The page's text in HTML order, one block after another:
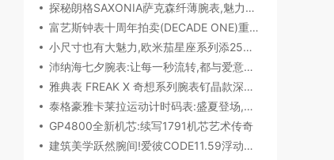
探秘朗格SAXONIA萨克森纤薄腕表,魅力究竟何在？
富艺斯钟表十周年拍卖(DECADE ONE)重磅登场:首枚百达翡丽1518精钢腕表领衔呈献
小尺寸也有大魅力,欧米茄星座系列添25mm/28mm新作,精致感拉满
沛纳海七夕腕表:让每一秒流转,都与爱意同行
雅典表 FREAK X 奇想系列腕表钌晶款深度解读​
泰格豪雅卡莱拉运动计时码表:盛夏登场,精密机械诠释极速魅力
GP4800全新机芯:续写1791机芯艺术传奇
建筑美学跃然腕间!爱彼CODE11.59浮动陀飞轮镂空表,解锁时间律动新形态